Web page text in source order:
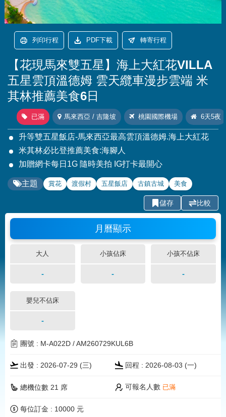
列印行程 PDF下載 轉寄行程
【花現馬來雙五星】海上大紅花VILLA
五星雲頂溫德姆 雲天纜車漫步雲端 米
其林推薦美食6日
已滿 馬來西亞 / 吉隆坡 桃園國際機場 6天5夜
升等雙五星飯店-馬來西亞最高雲頂溫德姆.海上大紅花
米其林必比登推薦美食:海腳人
加贈網卡每日1G 隨時美拍 IG打卡最開心
主題 賞花 渡假村 五星飯店 古鎮古城 美食
儲存 比較
月曆顯示
大人 小孩佔床 小孩不佔床
- - -
嬰兒不佔床
-
團號 : M-A022D / AM260729KUL6B
出發 : 2026-07-29 (三) 回程 : 2026-08-03 (一)
總機位數 21 席 可報名人數 已滿
每位訂金 : 10000 元